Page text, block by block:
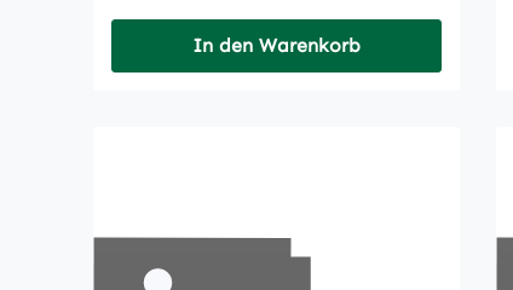
In den Warenkorb